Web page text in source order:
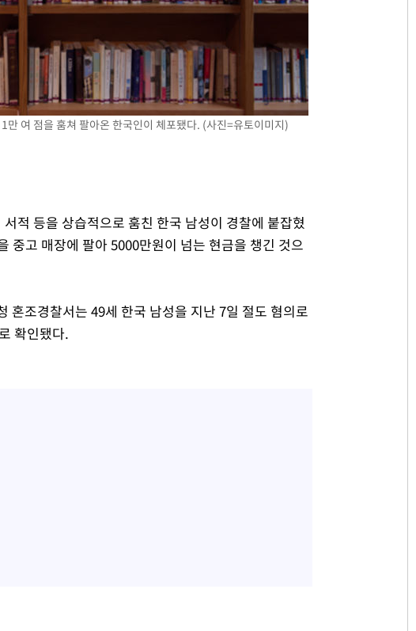
여 점을 훔쳐 팔아온 한국인이 체포됐다. (사진=유토이미지)
적 등을 상습적으로 훔친 한국 남성이 경찰에 붙잡혔
중고 매장에 팔아 5000만원이 넘는 현금을 챙긴 것으
혼조경찰서는 49세 한국 남성을 지난 7일 절도 혐의로
확인됐다.